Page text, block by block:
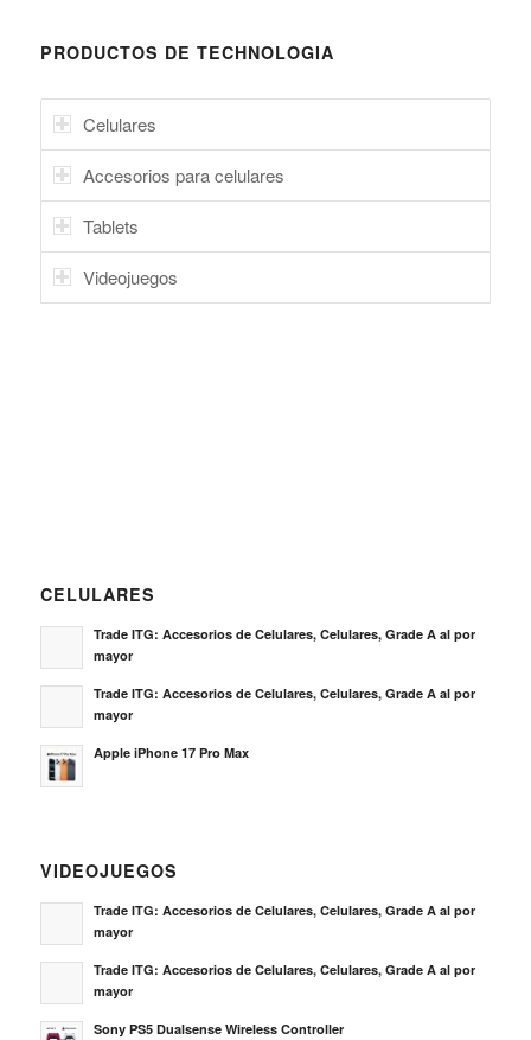
PRODUCTOS DE TECHNOLOGIA
Celulares
Accesorios para celulares
Tablets
Videojuegos
CELULARES
Trade ITG: Accesorios de Celulares, Celulares, Grade A al por
mayor
Trade ITG: Accesorios de Celulares, Celulares, Grade A al por
mayor
Apple iPhone 17 Pro Max
VIDEOJUEGOS
Trade ITG: Accesorios de Celulares, Celulares, Grade A al por
mayor
Trade ITG: Accesorios de Celulares, Celulares, Grade A al por
mayor
Sony PS5 Dualsense Wireless Controller